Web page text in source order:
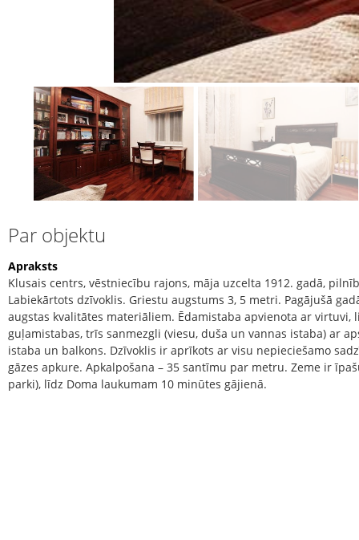
Par objektu
Apraksts
Klusais centrs, vēstniecību rajons, māja uzcelta 1912. gadā,
Labiekārtots dzīvoklis. Griestu augstums 3, 5 metri. Pagājušā
augstas kvalitātes materiāliem. Ēdamistaba apvienota ar virtuvi,
guļamistabas, trīs sanmezgli (viesu, duša un vannas istaba) ar
istaba un balkons. Dzīvoklis ir aprīkots ar visu nepieciešamo
gāzes apkure. Apkalpošana – 35 santīmu par metru. Zeme ir
parki), līdz Doma laukumam 10 minūtes gājienā.